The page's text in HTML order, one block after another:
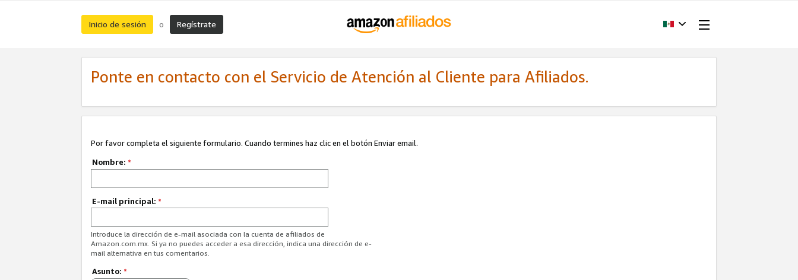
Inicio de sesión o Regístrate
Ponte en contacto con el Servicio de Atención al Cliente para Afiliados.
Por favor completa el siguiente formulario. Cuando termines haz clic en el botón Enviar email.
Nombre: *
E-mail principal: *
Introduce la dirección de e-mail asociada con la cuenta de afiliados de
Amazon.com.mx. Si ya no puedes acceder a esa dirección, indica una dirección de e-
mail alternativa en tus comentarios.
Asunto: *